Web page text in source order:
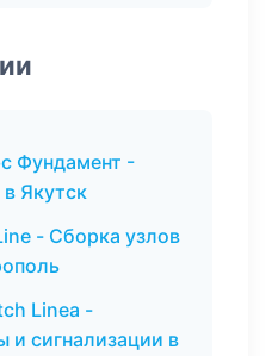
Фундамент -
Якутск
- Сборка узлов
Linea -
и сигнализации в